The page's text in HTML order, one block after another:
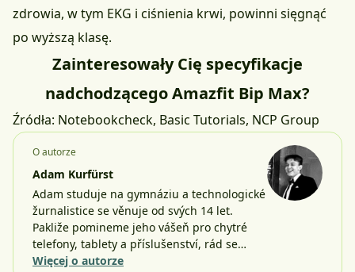
zdrowia, w tym EKG i ciśnienia krwi, powinni sięgnąć
po wyższą klasę.
Zainteresowały Cię specyfikacje
nadchodzącego Amazfit Bip Max?
Źródła: Notebookcheck, Basic Tutorials, NCP Group
O autorze
Adam Kurfürst
Adam studuje na gymnáziu a technologické
žurnalistice se věnuje od svých 14 let.
Pakliže pomineme jeho vášeň pro chytré
telefony, tablety a příslušenství, rád se…
Więcej o autorze